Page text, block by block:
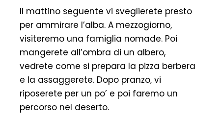
Il mattino seguente vi sveglierete presto
per ammirare l’alba. A mezzogiorno,
visiteremo una famiglia nomade. Poi
mangerete all’ombra di un albero,
vedrete come si prepara la pizza berbera
e la assaggerete. Dopo pranzo, vi
riposerete per un po’ e poi faremo un
percorso nel deserto.